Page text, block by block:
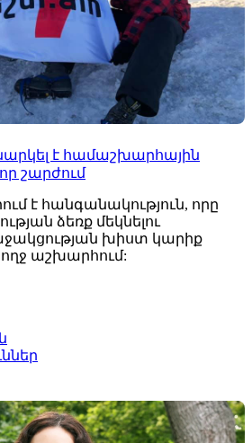
է համաշխարհային
շարժում
է հանգանակություն, որը
ձեռք մեկնելու
խիստ կարիք
աշխարհում: